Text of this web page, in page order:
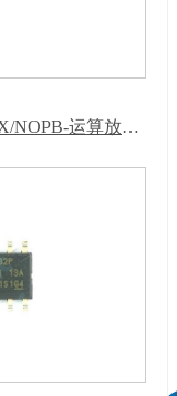
LMV611MGX/NOPB-运算放大器-葫芦娃污下载软件APP